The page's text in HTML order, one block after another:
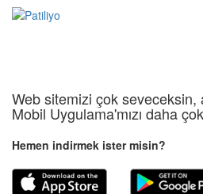
Web sitemizi çok seveceksin,
Mobil Uygulama'mızı daha
Hemen indirmek ister misin?